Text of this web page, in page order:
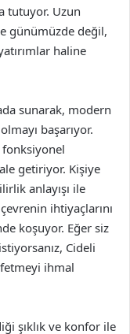
tutuyor. Uzun
günümüzde değil,
haline
sunarak, modern
başarıyor.
fonksiyonel
getiriyor. Kişiye
anlayışı ile
ihtiyaçlarını
koşuyor. Eğer siz
Cideli
ihmal
şıklık ve konfor ile